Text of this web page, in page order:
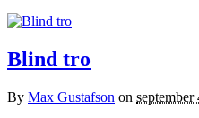
Blind tro
By Max Gustafson on september